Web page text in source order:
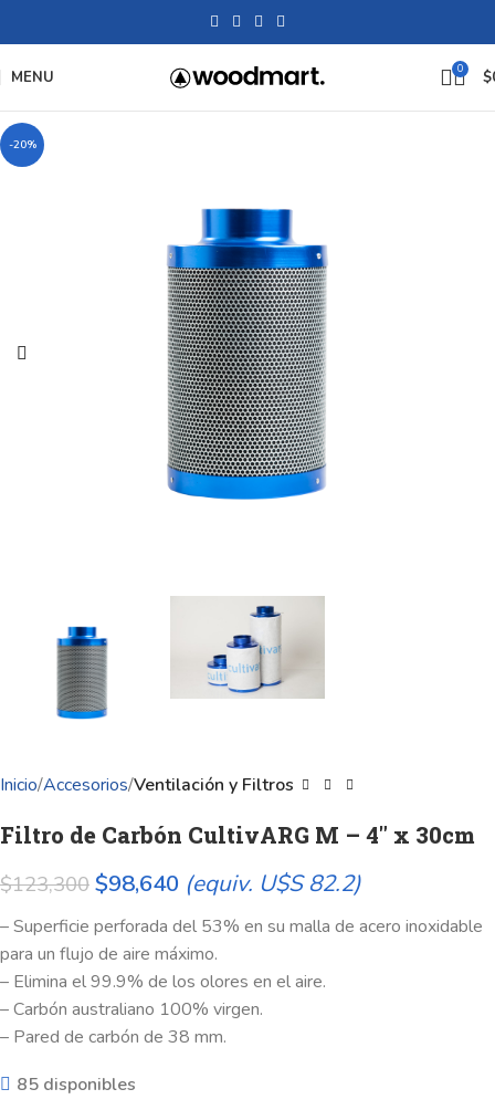
MENU 0 $
-20%
Inicio Accesorios Ventilación y Filtros
Filtro de Carbón CultivARG M – 4″ x 30cm
$123,300$98,640 (equiv. U$S 82.2)
– Superficie perforada del 53% en su malla de acero inoxidable
para un flujo de aire máximo.
– Elimina el 99.9% de los olores en el aire.
– Carbón australiano 100% virgen.
– Pared de carbón de 38 mm.
85 disponibles